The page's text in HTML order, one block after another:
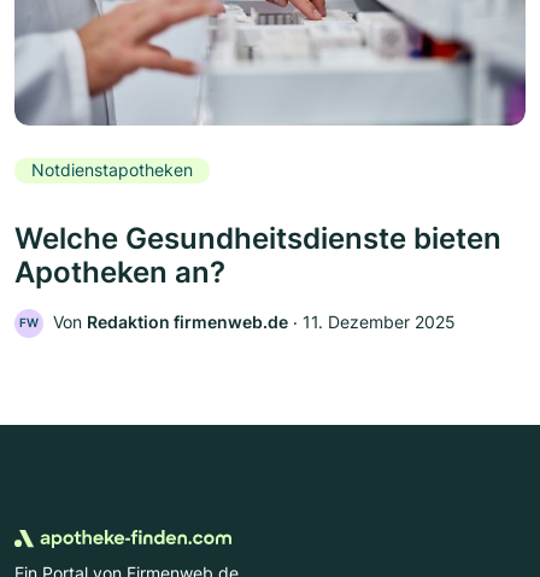
Notdienstapotheken
Welche Gesundheitsdienste bieten
Apotheken an?
FW Von Redaktion firmenweb.de ‧ 11. Dezember 2025
Ein Portal von Firmenweb.de